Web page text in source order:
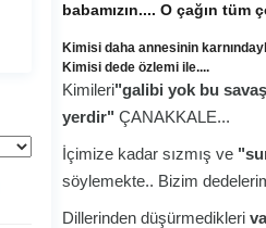
babamızın.... O çağın
Kimisi daha annesinin
Kimisi dede özlemi ile....
Kimileri"galibi yok bu
yerdir" ÇANAKKALE...
İçimize kadar sızmış ve
söylemekte.. Bizim
Dillerinden düşürmedikleri